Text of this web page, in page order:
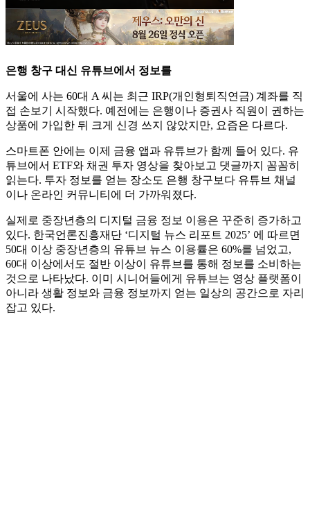
은행 창구 대신 유튜브에서 정보를
서울에 사는 60대 A 씨는 최근 IRP(개인형퇴직연금) 계좌를 직
접 손보기 시작했다. 예전에는 은행이나 증권사 직원이 권하는
상품에 가입한 뒤 크게 신경 쓰지 않았지만, 요즘은 다르다.
스마트폰 안에는 이제 금융 앱과 유튜브가 함께 들어 있다. 유
튜브에서 ETF와 채권 투자 영상을 찾아보고 댓글까지 꼼꼼히
읽는다. 투자 정보를 얻는 장소도 은행 창구보다 유튜브 채널
이나 온라인 커뮤니티에 더 가까워졌다.
실제로 중장년층의 디지털 금융 정보 이용은 꾸준히 증가하고
있다. 한국언론진흥재단 ‘디지털 뉴스 리포트 2025’ 에 따르면
50대 이상 중장년층의 유튜브 뉴스 이용률은 60%를 넘었고,
60대 이상에서도 절반 이상이 유튜브를 통해 정보를 소비하는
것으로 나타났다. 이미 시니어들에게 유튜브는 영상 플랫폼이
아니라 생활 정보와 금융 정보까지 얻는 일상의 공간으로 자리
잡고 있다.